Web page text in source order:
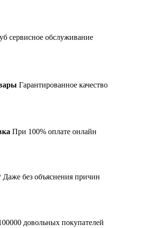
сервисное обслуживание
Гарантированное качество
При 100% оплате онлайн
Даже без объяснения причин
довольных покупателей